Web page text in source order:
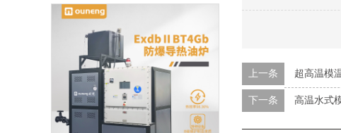
上一条 超高温模
下一条 高温水式